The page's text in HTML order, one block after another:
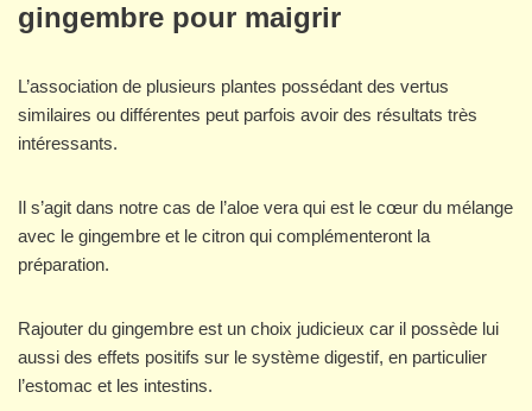
gingembre pour maigrir
L’association de plusieurs plantes possédant des vertus
similaires ou différentes peut parfois avoir des résultats très
intéressants.
Il s’agit dans notre cas de l’aloe vera qui est le cœur du mélange
avec le gingembre et le citron qui complémenteront la
préparation.
Rajouter du gingembre est un choix judicieux car il possède lui
aussi des effets positifs sur le système digestif, en particulier
l’estomac et les intestins.